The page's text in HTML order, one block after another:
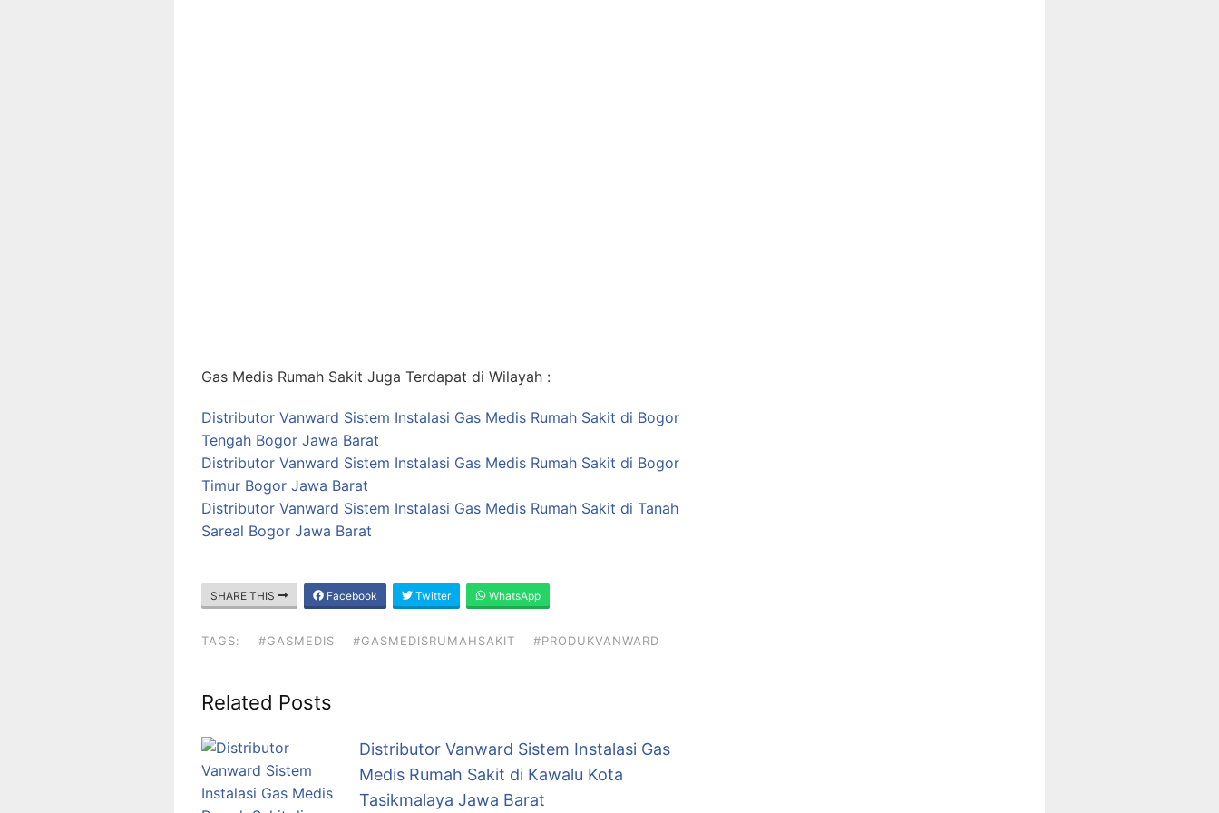
Gas Medis Rumah Sakit Juga Terdapat di Wilayah :
Distributor Vanward Sistem Instalasi Gas Medis Rumah Sakit di Bogor
Tengah Bogor Jawa Barat
Distributor Vanward Sistem Instalasi Gas Medis Rumah Sakit di Bogor
Timur Bogor Jawa Barat
Distributor Vanward Sistem Instalasi Gas Medis Rumah Sakit di Tanah
Sareal Bogor Jawa Barat
SHARE THIS Facebook Twitter WhatsApp
TAGS: #GASMEDIS #GASMEDISRUMAHSAKIT #PRODUKVANWARD
Related Posts
Distributor Vanward Sistem Instalasi Gas
Medis Rumah Sakit di Kawalu Kota
Tasikmalaya Jawa Barat